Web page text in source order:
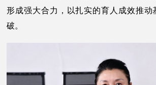
形成强大合力，以扎实的育人成效推动
破。